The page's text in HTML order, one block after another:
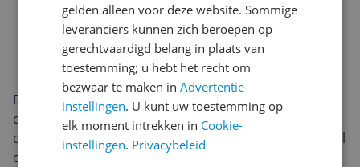
De Acer Aspire Lite (AL15-32P, NX.DJXEH.002)
combineert een ruim 16-inch scherm met een
draagbaar gewicht van circa 1,6 kg. Ideaal voor wie veel
onderweg is maar toch overzicht wil bij studeren of
gelden alleen voor deze website. Sommige
leveranciers kunnen zich beroepen op
gerechtvaardigd belang in plaats van
toestemming; u hebt het recht om
bezwaar te maken inAdvertentie-
instellingen. U kunt uw toestemming op
elk moment intrekken in Cookie-
instellingen. Privacybeleid